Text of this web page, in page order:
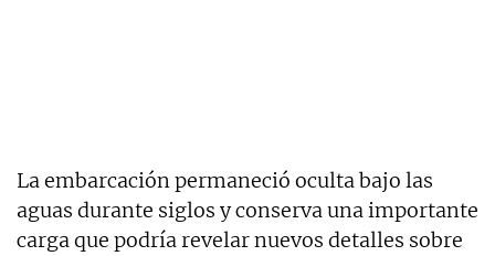
La embarcación permaneció oculta bajo las
aguas durante siglos y conserva una importante
carga que podría revelar nuevos detalles sobre